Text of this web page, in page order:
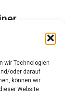
wir Technologien
oder darauf
können wir
Website
Risiko bei der